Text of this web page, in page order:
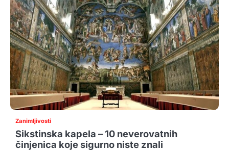
Zanimljivosti
Sikstinska kapela – 10 neverovatnih
činjenica koje sigurno niste znali